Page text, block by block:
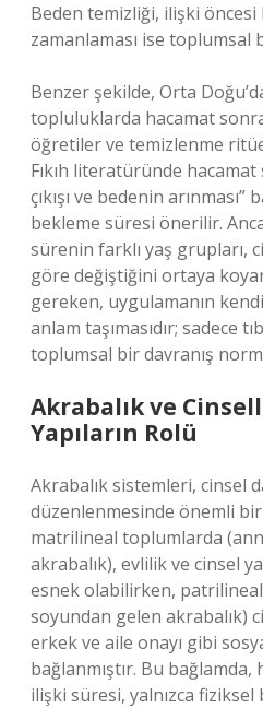
Beden temizliği, ilişki
zamanlaması ise toplumsal
Benzer şekilde, Orta
topluluklarda hacamat
öğretiler ve temizlenme
Fıkıh literatüründe hacamat
çıkışı ve bedenin
bekleme süresi önerilir.
sürenin farklı yaş grupları,
göre değiştiğini ortaya
gereken, uygulamanın
anlam taşımasıdır; sadece
toplumsal bir davranış
Akrabalık ve
Yapıların Rolü
Akrabalık sistemleri, cinsel
düzenlenmesinde önemli
matrilineal toplumlarda
akrabalık), evlilik ve cinsel
esnek olabilirken,
soyundan gelen akrabalık)
erkek ve aile onayı gibi
bağlanmıştır. Bu bağlamda,
ilişki süresi, yalnızca fiziksel